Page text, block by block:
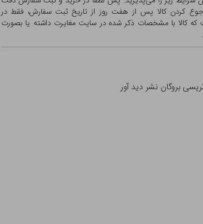
کردن کالا پس از هفت روز از تاریخ ثبت سفارش، فقط در
کالا با مشخصات ذکر شده در سایت مغایرت داشته یا بصورت
بروگان نشر دید آور